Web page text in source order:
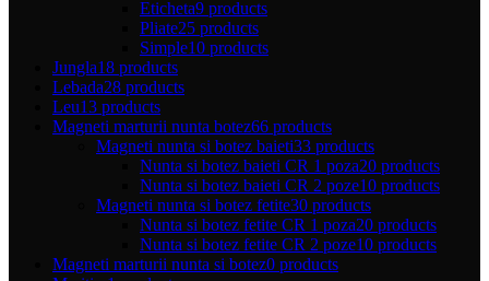
Eticheta9 products
Pliate25 products
Simple10 products
Jungla18 products
Lebada28 products
Leu13 products
Magneti marturii nunta botez66 products
Magneti nunta si botez baieti33 products
Nunta si botez baieti CR 1 poza20 products
Nunta si botez baieti CR 2 poze10 products
Magneti nunta si botez fetite30 products
Nunta si botez fetite CR 1 poza20 products
Nunta si botez fetite CR 2 poze10 products
Magneti marturii nunta si botez0 products